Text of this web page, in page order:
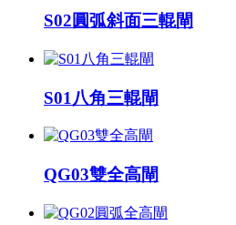
S02圓弧斜面三輥閘
S01八角三輥閘
QG03雙全高閘